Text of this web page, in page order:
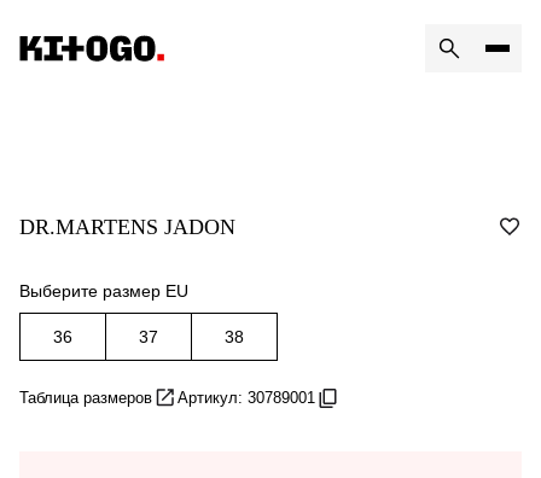
DR.MARTENS JADON
Выберите размер EU
36 37 38
Таблица размеров Артикул: 30789001